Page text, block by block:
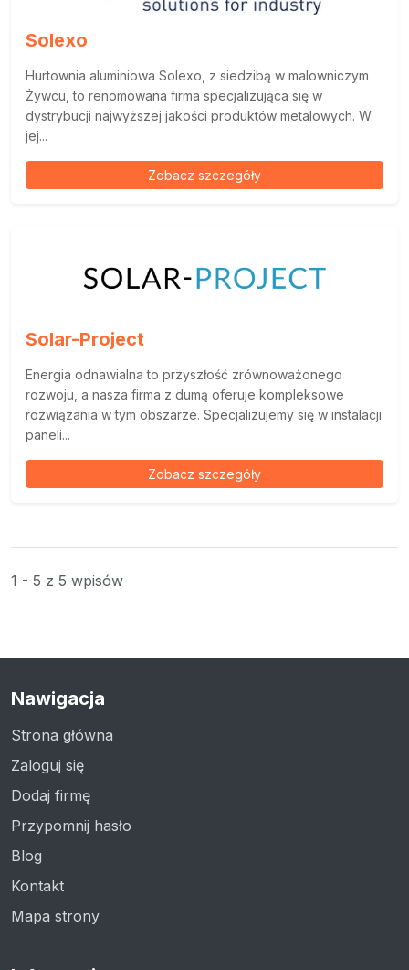
Solexo
Hurtownia aluminiowa Solexo, z siedzibą w malowniczym
Żywcu, to renomowana firma specjalizująca się w
dystrybucji najwyższej jakości produktów metalowych. W
jej...
Zobacz szczegóły
Solar-Project
Energia odnawialna to przyszłość zrównoważonego
rozwoju, a nasza firma z dumą oferuje kompleksowe
rozwiązania w tym obszarze. Specjalizujemy się w instalacji
paneli...
Zobacz szczegóły
1 - 5 z 5 wpisów
Nawigacja
Strona główna
Zaloguj się
Dodaj firmę
Przypomnij hasło
Blog
Kontakt
Mapa strony